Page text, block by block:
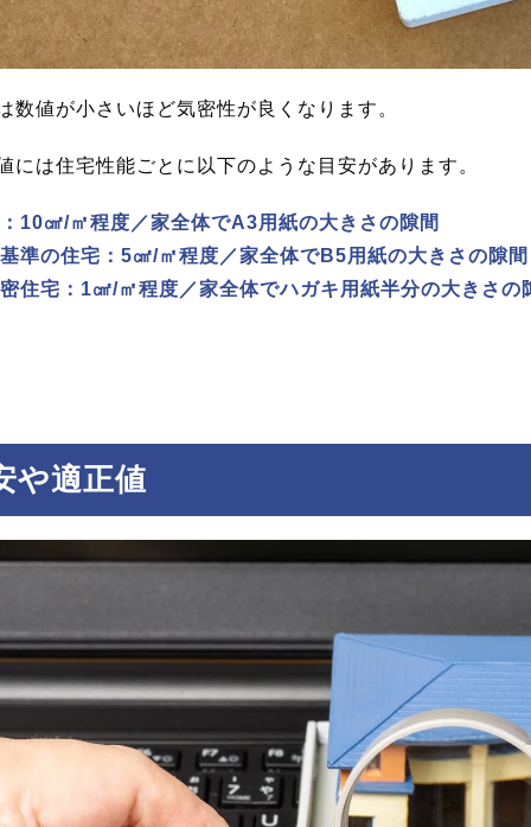
数値が小さいほど気密性が良くなります。
には住宅性能ごとに以下のような目安があります。
10㎠/㎡程度／家全体でA3用紙の大きさの隙間
準の住宅：5㎠/㎡程度／家全体でB5用紙の大きさの隙間
住宅：1㎠/㎡程度／家全体でハガキ用紙半分の大きさの
や適正値